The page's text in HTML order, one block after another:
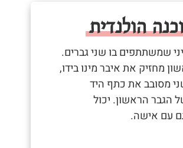
הולנדית
שמשתתפים בו שני גברים.
מחזיק את איבר מינו בידו,
מסובב את כתף היד
הגבר הראשון. יכול
עם אישה.